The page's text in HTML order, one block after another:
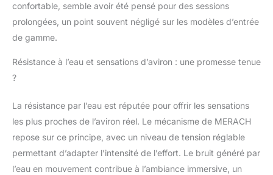
confortable, semble avoir été pensé pour des sessions
prolongées, un point souvent négligé sur les modèles d’entrée
de gamme.
Résistance à l’eau et sensations d’aviron : une promesse tenue
?
La résistance par l’eau est réputée pour offrir les sensations
les plus proches de l’aviron réel. Le mécanisme de MERACH
repose sur ce principe, avec un niveau de tension réglable
permettant d’adapter l’intensité de l’effort. Le bruit généré par
l’eau en mouvement contribue à l’ambiance immersive, un